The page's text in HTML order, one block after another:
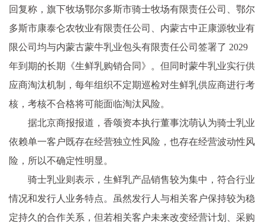
回复称，旗下牧场鄂尔多斯市骑士牧场有限责任公司、鄂尔
多斯市康泰仑农牧业有限责任公司、内蒙古中正康源牧业有
限公司均与内蒙古蒙牛乳业包头有限责任公司签署了 2029
年到期的长期《生鲜乳购销合同》。但同时蒙牛乳业实行供
应商淘汰机制，每年组织不定期巡检对生鲜乳供应商进行考
核，考核不合格将可能面临淘汰风险。
据北京商报报道，香颂资本执行董事沈萌认为骑士乳业
依赖单一客户既存在经营独立性风险，也存在经营波动性风
险，所以不确定性明显。
骑士乳业则表示，生鲜乳产品销售较为集中，符合行业
情况和发行人业务特点。虽然发行人与相关客户保持较为稳
定持久的合作关系，但若相关客户未来改变经营计划、采购